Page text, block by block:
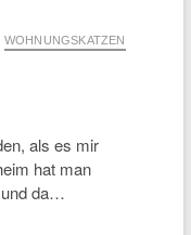
WOHNUNGSKATZEN
als es mir
hat man
und da…